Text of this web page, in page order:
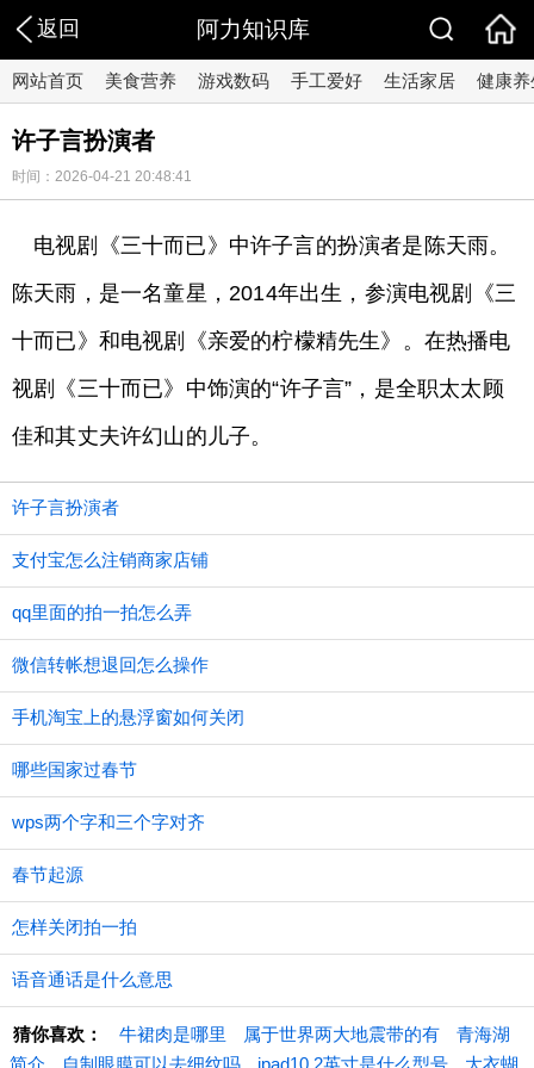
返回 阿力知识库
网站首页 美食营养 游戏数码 手工爱好 生活家居 健康养
许子言扮演者
时间：2026-04-21 20:48:41
电视剧《三十而已》中许子言的扮演者是陈天雨。
陈天雨，是一名童星，2014年出生，参演电视剧《三
十而已》和电视剧《亲爱的柠檬精先生》。在热播电
视剧《三十而已》中饰演的“许子言”，是全职太太顾
佳和其丈夫许幻山的儿子。
许子言扮演者
支付宝怎么注销商家店铺
qq里面的拍一拍怎么弄
微信转帐想退回怎么操作
手机淘宝上的悬浮窗如何关闭
哪些国家过春节
wps两个字和三个字对齐
春节起源
怎样关闭拍一拍
语音通话是什么意思
猜你喜欢： 牛裙肉是哪里 属于世界两大地震带的有
青海湖
简介
自制眼膜可以去细纹吗 ipad10.2英寸是什么型号 大衣蝴